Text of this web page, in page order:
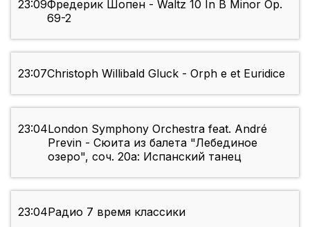
23:09Фредерик Шопен - Waltz 10 In B Minor Op.
69-2
23:07Christoph Willibald Gluck - Orph e et Euridice
23:04London Symphony Orchestra feat. André
Previn - Сюита из балета "Лебединое
озеро", соч. 20а: Испанский танец
23:04Радио 7 время классики